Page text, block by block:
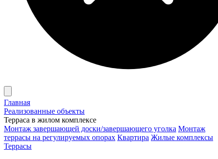
Главная
Реализованные объекты
Терраса в жилом комплексе
Монтаж завершающей доски/завершающего уголка Монтаж
террасы на регулируемых опорах Квартира Жилые комплексы
Террасы